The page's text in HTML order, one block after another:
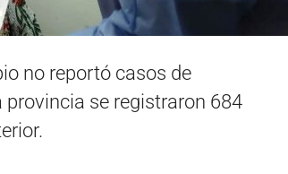
no reportó casos de
provincia se registraron 684